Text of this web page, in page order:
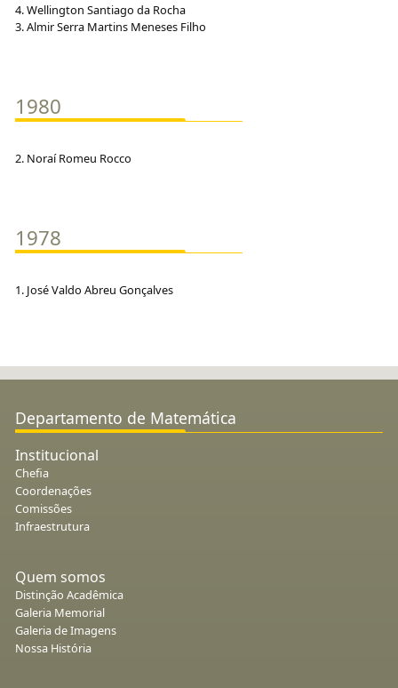
4. Wellington Santiago da Rocha
3. Almir Serra Martins Meneses Filho
1980
2. Noraí Romeu Rocco
1978
1. José Valdo Abreu Gonçalves
Departamento de Matemática
Institucional
Chefia
Coordenações
Comissões
Infraestrutura
Quem somos
Distinção Acadêmica
Galeria Memorial
Galeria de Imagens
Nossa História